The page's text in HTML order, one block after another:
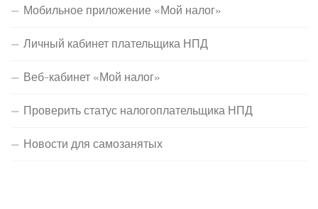
Мобильное приложение «Мой налог»
Личный кабинет плательщика НПД
Веб-кабинет «Мой налог»
Проверить статус налогоплательщика НПД
Новости для самозанятых